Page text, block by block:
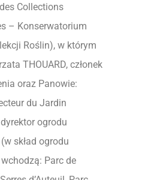
Collections
– Konserwatorium
Roślin), w którym
THOUARD, członek
oraz Panowie:
du Jardin
ogrodu
skład ogrodu
Parc de